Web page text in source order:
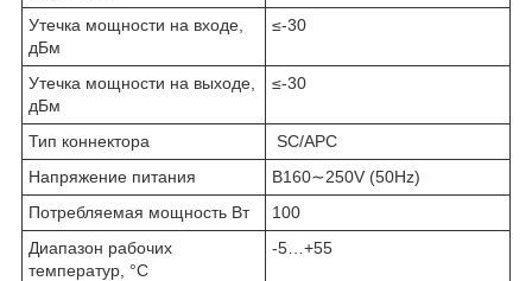
Утечка мощности на входе,
дБм
≤-30
Утечка мощности на выходе,
дБм
≤-30
Тип коннектора
SC/APC
Напряжение питания
В160∼250V (50Hz)
Потребляемая мощность Вт
100
Диапазон рабочих
температур, °C
-5…+55